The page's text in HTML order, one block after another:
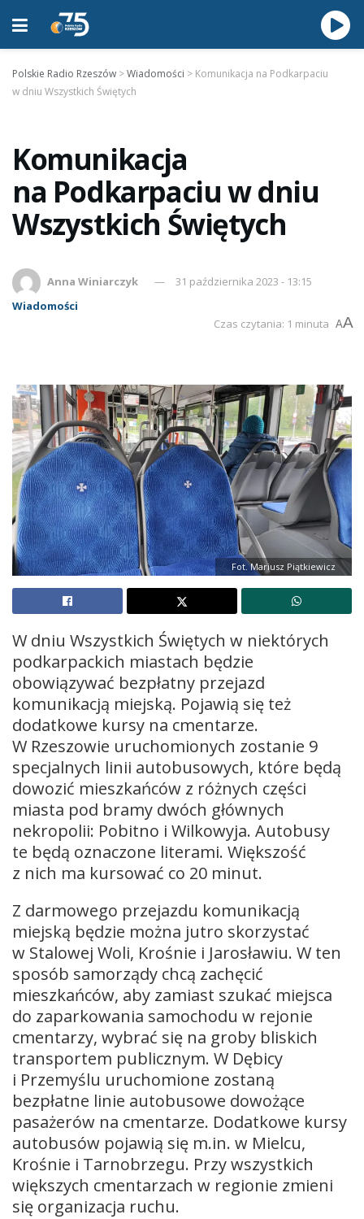
Polskie Radio Rzeszów >Wiadomości > Komunikacja na Podkarpaciu
w dniu Wszystkich Świętych
Komunikacja
na Podkarpaciu w dniu
Wszystkich Świętych
Anna Winiarczyk
31 października 2023 - 13:15
Wiadomości
Czas czytania: 1 minuta AA
Fot. Mariusz Piątkiewicz
W dniu Wszystkich Świętych w niektórych
podkarpackich miastach będzie
obowiązywać bezpłatny przejazd
komunikacją miejską. Pojawią się też
dodatkowe kursy na cmentarze.
W Rzeszowie uruchomionych zostanie 9
specjalnych linii autobusowych, które będą
dowozić mieszkańców z różnych części
miasta pod bramy dwóch głównych
nekropolii: Pobitno i Wilkowyja. Autobusy
te będą oznaczone literami. Większość
z nich ma kursować co 20 minut.
Z darmowego przejazdu komunikacją
miejską będzie można jutro skorzystać
w Stalowej Woli, Krośnie i Jarosławiu. W ten
sposób samorządy chcą zachęcić
mieszkańców, aby zamiast szukać miejsca
do zaparkowania samochodu w rejonie
cmentarzy, wybrać się na groby bliskich
transportem publicznym. W Dębicy
i Przemyślu uruchomione zostaną
bezpłatne linie autobusowe dowożące
pasażerów na cmentarze. Dodatkowe kursy
autobusów pojawią się m.in. w Mielcu,
Krośnie i Tarnobrzegu. Przy wszystkich
większych cmentarzach w regionie zmieni
się organizacja ruchu.